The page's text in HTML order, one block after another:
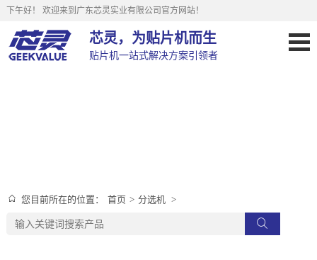
下午好！ 欢迎来到广东芯灵实业有限公司官方网站！
芯灵，为贴片机而生
贴片机一站式解决方案引领者
您目前所在的位置： 首页 > 分选机 >